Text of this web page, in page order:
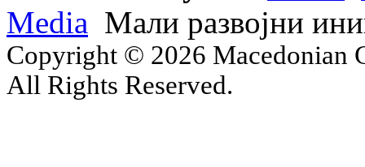
Media Мали развојни
Copyright © 2026 Macedonian
All Rights Reserved.